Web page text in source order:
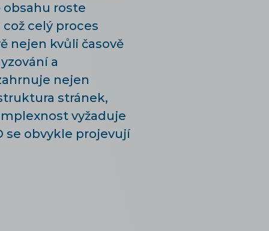
roste
celý proces
nejen kvůli časově
a
nejen
stránek,
vyžaduje
se obvykle projevují